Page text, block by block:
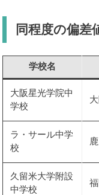
同程度の偏差
学校名
大阪星光学院中
学校
ラ・サール中学
校
久留米大学附設
中学校
福